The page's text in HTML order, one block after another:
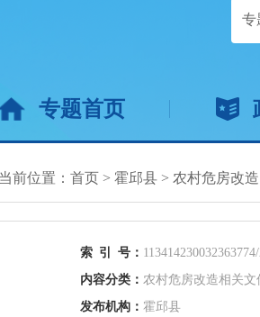
专
专题首页
当前位置： 首页 > 霍邱县 > 农村危房改造
索 引 号：
内容分类： 农村危房改造相关文
发布机构： 霍邱县